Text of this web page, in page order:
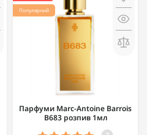
Популярний
Парфуми Marc-Antoine Barrois
B683 розпив 1мл